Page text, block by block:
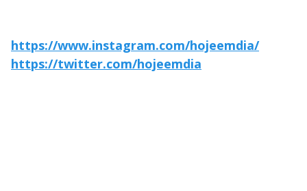
https://www.instagram.com/hojeemdia/
https://twitter.com/hojeemdia